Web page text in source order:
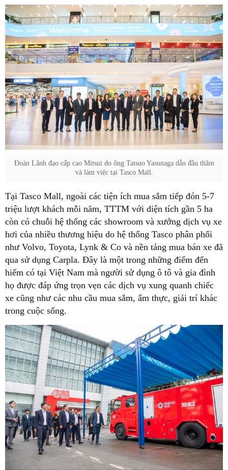
Đoàn Lãnh đạo cấp cao Mitsui do ông Tatsuo Yasunaga dẫn đầu thăm
và làm việc tại Tasco Mall.
Tại Tasco Mall, ngoài các tiện ích mua sắm tiếp đón 5-7
triệu lượt khách mỗi năm, TTTM với diện tích gần 5 ha
còn có chuỗi hệ thống các showroom và xưởng dịch vụ xe
hơi của nhiều thương hiệu do hệ thống Tasco phân phối
như Volvo, Toyota, Lynk & Co và nền tảng mua bán xe đã
qua sử dụng Carpla. Đây là một trong những điểm đến
hiếm có tại Việt Nam mà người sử dụng ô tô và gia đình
họ được đáp ứng trọn vẹn các dịch vụ xung quanh chiếc
xe cũng như các nhu cầu mua sắm, ẩm thực, giải trí khác
trong cuộc sống.